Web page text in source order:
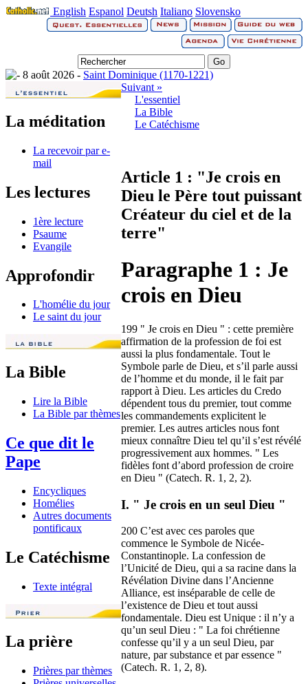
English Espanol Deutsh Italiano Slovensko
8 août 2026 - Saint Dominique (1170-1221)
La méditation
La recevoir par e-
mail
Les lectures
1ère lecture
Psaume
Evangile
Approfondir
L'homélie du jour
Le saint du jour
La Bible
Lire la Bible
La Bible par thèmes
Ce que dit le
Pape
Encycliques
Homélies
Autres documents
pontificaux
Le Catéchisme
Texte intégral
La prière
Prières par thèmes
Suivant »
L'essentiel
La Bible
Le Catéchisme
Article 1 : "Je crois en
Dieu le Père tout puissant
Créateur du ciel et de la
terre"
Paragraphe 1 : Je
crois en Dieu
199 " Je crois en Dieu " : cette première
affirmation de la profession de foi est
aussi la plus fondamentale. Tout le
Symbole parle de Dieu, et s’il parle aussi
de l’homme et du monde, il le fait par
rapport à Dieu. Les articles du Credo
dépendent tous du premier, tout comme
les commandements explicitent le
premier. Les autres articles nous font
mieux connaître Dieu tel qu’il s’est révélé
progressivement aux hommes. " Les
fidèles font d’abord profession de croire
en Dieu " (Catech. R. 1, 2, 2).
I. " Je crois en un seul Dieu "
200 C’est avec ces paroles que
commence le Symbole de Nicée-
Constantinople. La confession de
l’Unicité de Dieu, qui a sa racine dans la
Révélation Divine dans l’Ancienne
Alliance, est inséparable de celle de
l’existence de Dieu et tout aussi
fondamentale. Dieu est Unique : il n’y a
qu’un seul Dieu : " La foi chrétienne
confesse qu’il y a un seul Dieu, par
nature, par substance et par essence "
(Catech. R. 1, 2, 8).